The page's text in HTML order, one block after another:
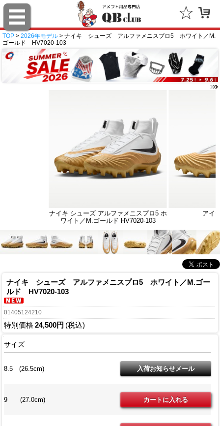
TOP > 2026年モデル > ナイキ シューズ アルファメニスプロ5 ホワイト／M.
ゴールド HV7020-103
ナイキ シューズ アルファメニスプロ5 ホ
ワイト／M.ゴールド HV7020-103
アイ
ナイキ シューズ アルファメニスプロ5 ホワイト／M.ゴー
ルド HV7020-103
01405124210
特別価格 24,500円 (税込)
サイズ
8.5 (26.5cm)
9 (27.0cm)